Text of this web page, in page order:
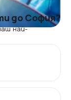
до София?
най-